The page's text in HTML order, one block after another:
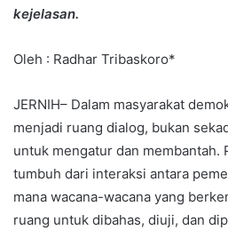
kejelasan.
Oleh : Radhar Tribaskoro*
JERNIH– Dalam masyarakat
menjadi ruang dialog, bukan
untuk mengatur dan membantah.
tumbuh dari interaksi antara
mana wacana-wacana yang
ruang untuk dibahas, diuji, dan